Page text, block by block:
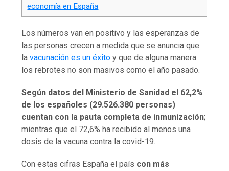
economía en España
Los números van en positivo y las esperanzas de
las personas crecen a medida que se anuncia que
lavacunación es un éxito y que de alguna manera
los rebrotes no son masivos como el año pasado.
Según datos del Ministerio de Sanidad el 62,2%
de los españoles (29.526.380 personas)
cuentan con la pauta completa de inmunización;
mientras que el 72,6% ha recibido al menos una
dosis de la vacuna contra la covid-19.
Con estas cifras España el país con más